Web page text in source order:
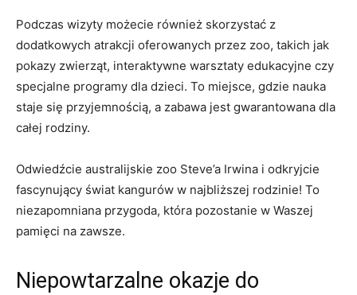
Podczas wizyty możecie⁣ również skorzystać z
dodatkowych atrakcji oferowanych przez zoo, takich jak
pokazy zwierząt, interaktywne warsztaty⁤ edukacyjne czy
specjalne programy dla dzieci.⁢ To miejsce, gdzie nauka
staje się przyjemnością, a zabawa jest ⁤gwarantowana dla⁤
całej rodziny.
Odwiedźcie australijskie zoo Steve’a Irwina i odkryjcie
fascynujący świat kangurów w najbliższej rodzinie! To
niezapomniana przygoda, która pozostanie​ w Waszej
pamięci na zawsze.
Niepowtarzalne okazje do